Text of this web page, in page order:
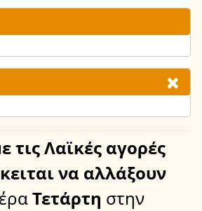
τις Λαϊκές αγορές
να αλλάξουν
Τετάρτη στην